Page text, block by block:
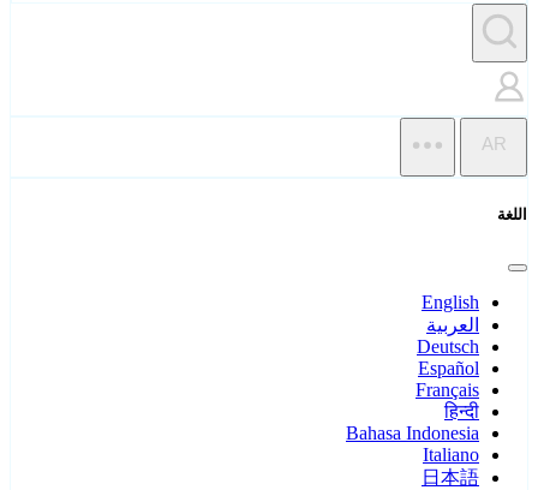
AR
اللغة
English
العربية
Deutsch
Español
Français
हिन्दी
Bahasa Indonesia
Italiano
日本語